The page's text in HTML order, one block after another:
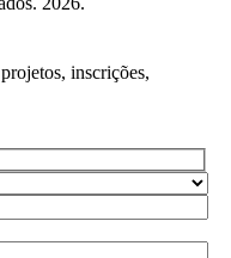
inscrições,